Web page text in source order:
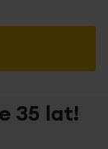
35 lat!